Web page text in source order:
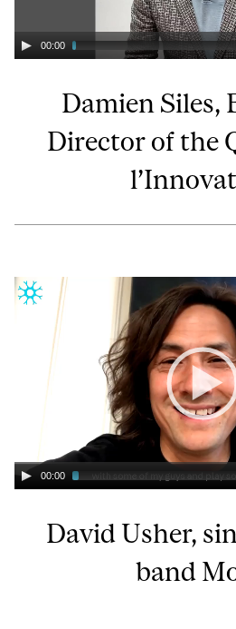
00:00
Damien Siles,
Director of the
00:00
David Usher,
band